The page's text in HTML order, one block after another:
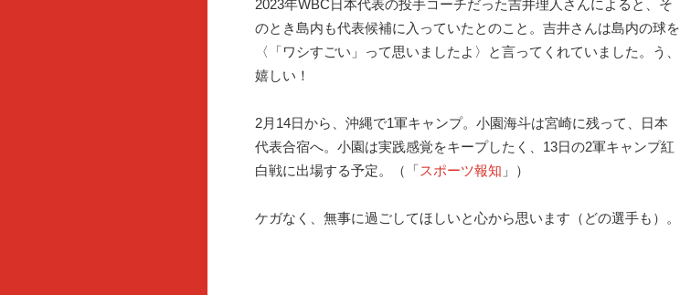
2023年WBC日本代表の投手コーチだった吉井理人さんによると、そ
のとき島内も代表候補に入っていたとのこと。吉井さんは島内の球を
〈「ワシすごい」って思いましたよ〉と言ってくれていました。う、
嬉しい！
2月14日から、沖縄で1軍キャンプ。小園海斗は宮崎に残って、日本
代表合宿へ。小園は実践感覚をキープしたく、13日の2軍キャンプ紅
白戦に出場する予定。（「スポーツ報知 」）
ケガなく、無事に過ごしてほしいと心から思います（どの選手も）。